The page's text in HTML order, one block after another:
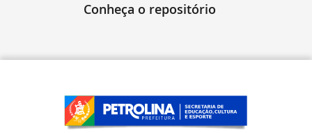
Conheça o repositório